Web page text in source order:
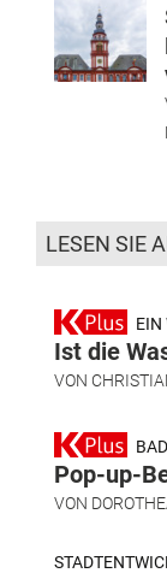
LESEN SIE
EIN
Ist die
VON
Pop-up-
VON